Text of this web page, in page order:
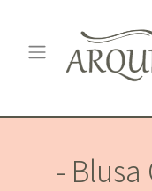
- Blusa